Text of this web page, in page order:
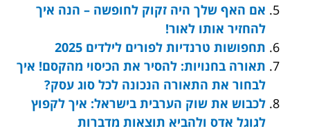
אם האף שלך היה זקוק לחופשה – הנה איך
להחזיר אותו לאור!
תחפושות טרנדיות לפורים לילדים 2025
תאורה בחנויות: להסיר את הכיסוי מהקסם! איך
לבחור את התאורה הנכונה לכל סוג עסק?
לכבוש את שוק הערבית בישראל: איך לקפוץ
לגוגל אדס ולהביא תוצאות מדברות